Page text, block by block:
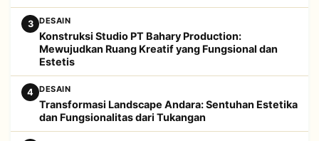
3 DESAIN
Konstruksi Studio PT Bahary Production:
Mewujudkan Ruang Kreatif yang Fungsional dan
Estetis
4 DESAIN
Transformasi Landscape Andara: Sentuhan Estetika
dan Fungsionalitas dari Tukangan